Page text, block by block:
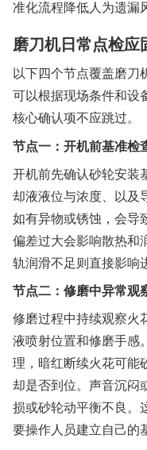
准化流程降低人为遗漏
磨刀机日常点检应
以下四个节点覆盖磨刀
可以根据现场条件和设
核心确认项不应跳过。
节点一：开机前基准检
开机前先确认砂轮安装
却液液位与浓度、以及
如有异物或锈蚀，会导
偏差过大会影响散热和
轨润滑不足则直接影响
节点二：修磨中异常观
修磨过程中持续观察火
液喷射位置和修磨手感
理，暗红断续火花可能
却是否到位。声音沉闷
损或砂轮动平衡不良。
要操作人员建立自己的